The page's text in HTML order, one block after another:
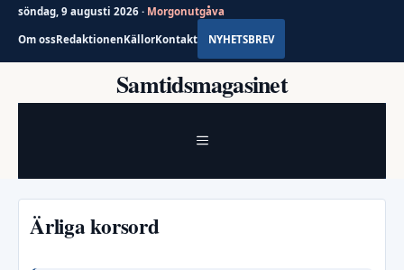
söndag, 9 augusti 2026 · Morgonutgåva
Om ossRedaktionenKällorKontakt NYHETSBREV
Samtidsmagasinet
MENY
Ärliga korsord